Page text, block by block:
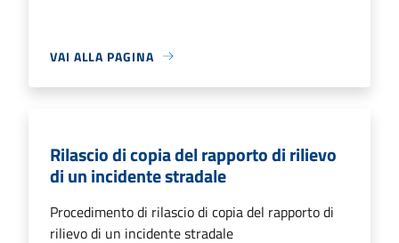
VAI ALLA PAGINA
Rilascio di copia del rapporto di rilievo
di un incidente stradale
Procedimento di rilascio di copia del rapporto di
rilievo di un incidente stradale